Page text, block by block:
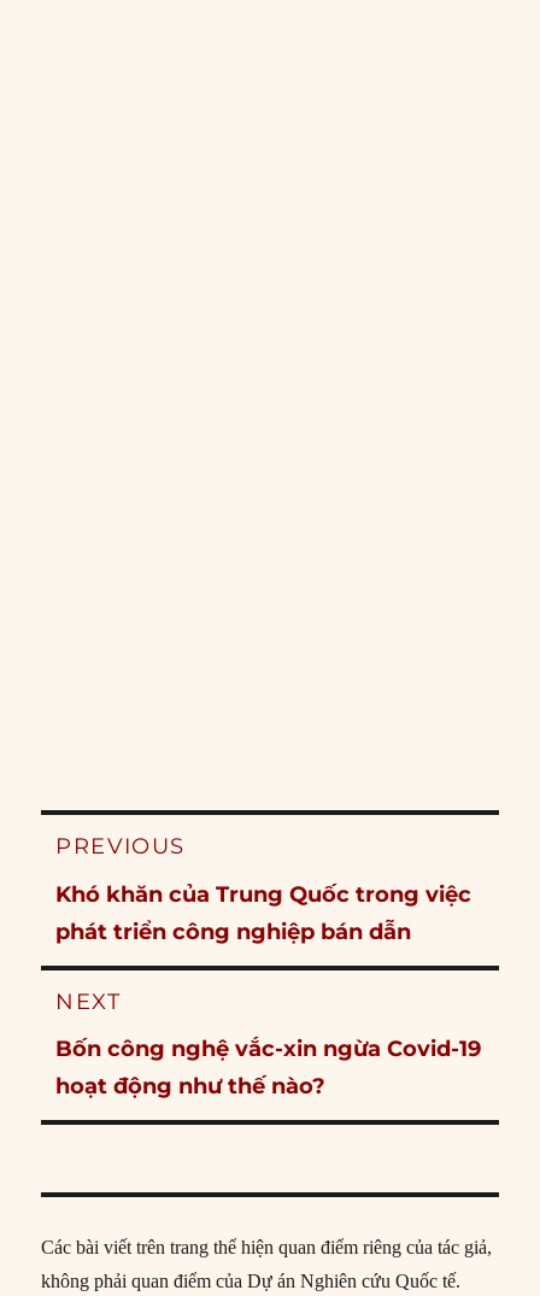
Post
PREVIOUS
Previous
post:
Khó khăn của Trung Quốc trong việc
phát triển công nghiệp bán dẫn
NEXT
Next
post:
Bốn công nghệ vắc-xin ngừa Covid-19
hoạt động như thế nào?
Các bài viết trên trang thể hiện quan điểm riêng của tác giả,
không phải quan điểm của Dự án Nghiên cứu Quốc tế.